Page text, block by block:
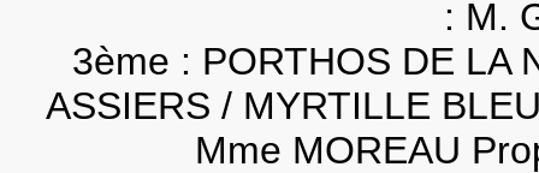
: M.
3ème : PORTHOS DE LA
ASSIERS / MYRTILLE
Mme MOREAU